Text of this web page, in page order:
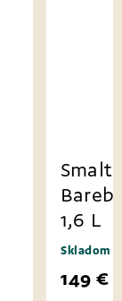
Skladom
65 €